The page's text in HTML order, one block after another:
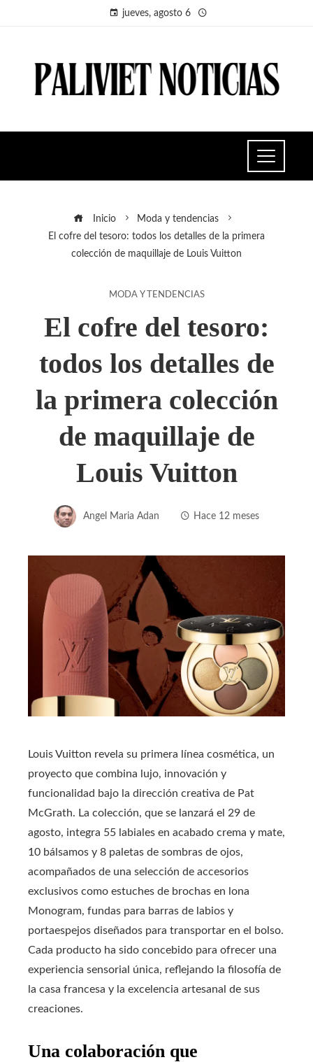
jueves, agosto 6
Inicio
Moda y tendencias
El cofre del tesoro: todos los detalles de la primera
colección de maquillaje de Louis Vuitton
MODA Y TENDENCIAS
El cofre del tesoro:
todos los detalles de
la primera colección
de maquillaje de
Louis Vuitton
Angel Maria Adan Hace 12 meses
Louis Vuitton revela su primera línea cosmética, un
proyecto que combina lujo, innovación y
funcionalidad bajo la dirección creativa de Pat
McGrath. La colección, que se lanzará el 29 de
agosto, integra 55 labiales en acabado crema y mate,
10 bálsamos y 8 paletas de sombras de ojos,
acompañados de una selección de accesorios
exclusivos como estuches de brochas en lona
Monogram, fundas para barras de labios y
portaespejos diseñados para transportar en el bolso.
Cada producto ha sido concebido para ofrecer una
experiencia sensorial única, reflejando la filosofía de
la casa francesa y la excelencia artesanal de sus
creaciones.
Una colaboración que